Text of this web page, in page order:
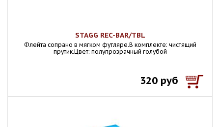
STAGG REC-BAR/TBL
Флейта сопрано в мягком футляре.В комплекте: чистящий
прутик.Цвет: полупрозрачный голубой
320 руб